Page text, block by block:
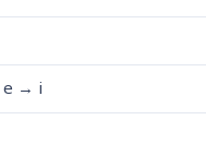
e → i